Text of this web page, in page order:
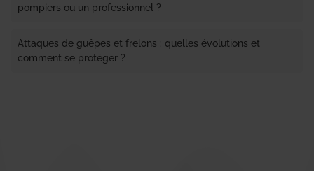
pompiers ou un professionnel ?
Attaques de guêpes et frelons : quelles évolutions et
comment se protéger ?